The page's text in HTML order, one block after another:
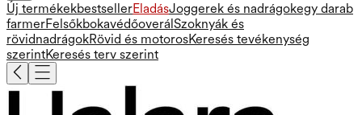
Új termékekbestsellerEladásJoggerek és nadrágokegy darab
farmerFelsőkbokavédőoverál Szoknyák és
rövidnadrágokRövid és motorosKeresés tevékenység
szerintKeresés terv szerint